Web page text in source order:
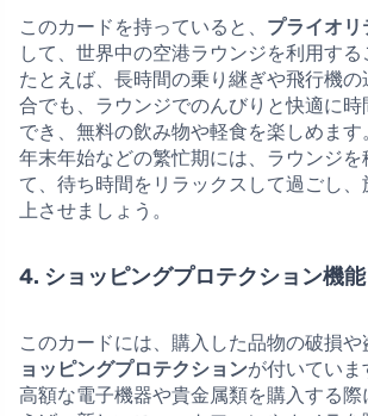
このカードを持っていると、 プライオリ
して、世界中の空港ラウンジを利用する
たとえば、長時間の乗り継ぎや飛行機
合でも、ラウンジでのんびりと快適に
でき、無料の飲み物や軽食を楽しめます
年末年始などの繁忙期には、ラウンジを
て、待ち時間をリラックスして過ごし、
上させましょう。
4. ショッピングプロテクション機能
このカードには、購入した品物の破損や
ョッピングプロテクションが付いていま
高額な電子機器や貴金属類を購入する際